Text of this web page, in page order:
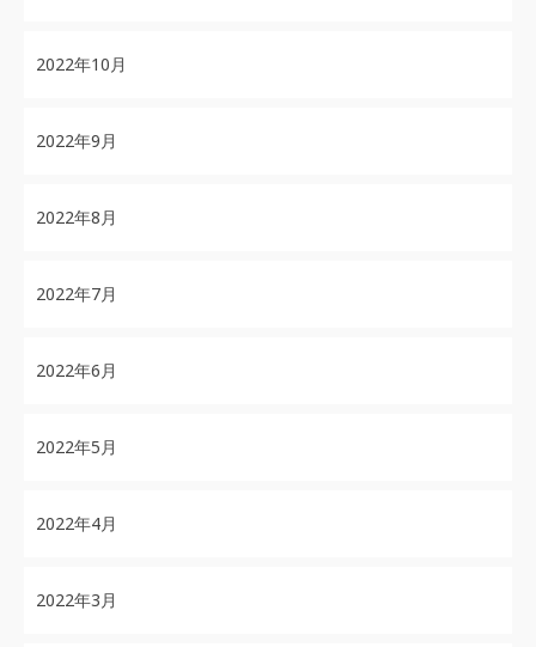
2022年10月
2022年9月
2022年8月
2022年7月
2022年6月
2022年5月
2022年4月
2022年3月